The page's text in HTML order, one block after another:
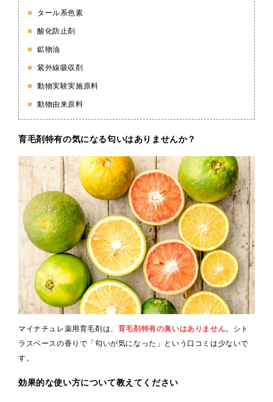
タール系色素
酸化防止剤
鉱物油
紫外線吸収剤
動物実験実施原料
動物由来原料
育毛剤特有の気になる匂いはありませんか？
マイナチュレ薬用育毛剤は、 育毛剤特有の臭いはありません。シト
ラスベースの香りで「匂いが気になった」という口コミは少ないで
す。
効果的な使い方について教えてください